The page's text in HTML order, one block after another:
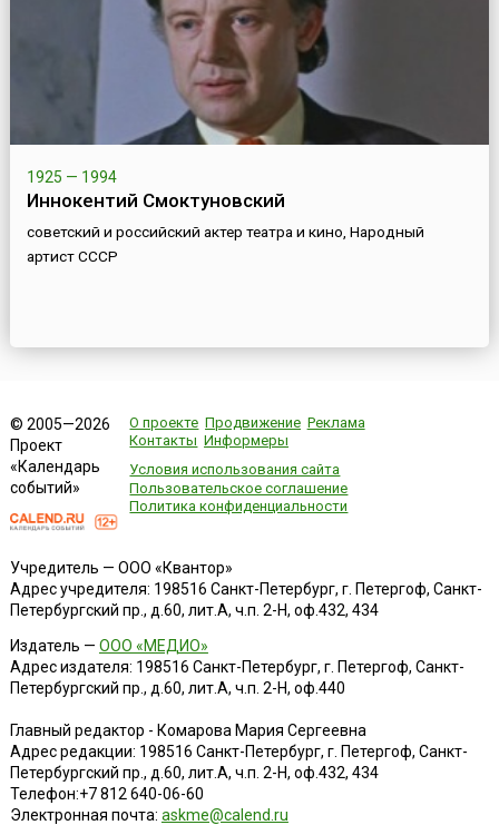
1925 — 1994
Иннокентий Смоктуновский
советский и российский актер театра и кино, Народный
артист СССР
© 2005—2026
Проект
«Календарь
событий»
О проекте Продвижение Реклама
Контакты Информеры
Условия использования сайта
Пользовательское соглашение
Политика конфиденциальности
Учредитель — ООО «Квантор»
Адрес учредителя: 198516 Санкт-Петербург, г. Петергоф, Санкт-
Петербургский пр., д.60, лит.А, ч.п. 2-Н, оф.432, 434
Издатель — ООО «МЕДИО»
Адрес издателя: 198516 Санкт-Петербург, г. Петергоф, Санкт-
Петербургский пр., д.60, лит.А, ч.п. 2-Н, оф.440
Главный редактор - Комарова Мария Сергеевна
Адрес редакции: 198516 Санкт-Петербург, г. Петергоф, Санкт-
Петербургский пр., д.60, лит.А, ч.п. 2-Н, оф.432, 434
Телефон:+7 812 640-06-60
Электронная почта: askme@calend.ru